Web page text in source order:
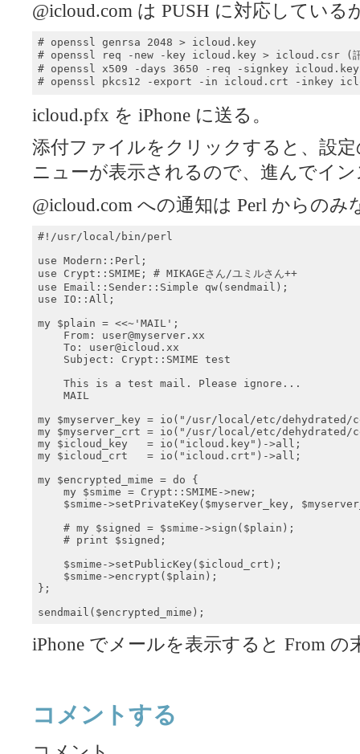
@icloud.com は PUSH に対応している
# openssl genrsa 2048 > icloud.key
# openssl req -new -key icloud.key > icloud.csr (訊か
# openssl x509 -days 3650 -req -signkey
# openssl pkcs12 -export -in icloud.crt -inkey
icloud.pfx を iPhone に送る。
添付ファイルをクリックすると、設
ニューが表示されるので、進んでイ
@icloud.com への通知は Perl からのみ
#!/usr/local/bin/perl
use Modern::Perl;
use Crypt::SMIME; # MIKAGEさん/ユミルさん++
use Email::Sender::Simple qw(sendmail);
use IO::All;
my $plain = <<~'MAIL';
    From: user@myserver.xx
    To: user@icloud.xx
    Subject: Crypt::SMIME test
    This is a test mail. Please ignore...
    MAIL
my $myserver_key = io("/usr/local/etc/
my $myserver_crt = io("/usr/local/etc/
my $icloud_key   = io("icloud.key")->all;
my $icloud_crt   = io("icloud.crt")->all;
my $encrypted_mime = do {
    my $smime = Crypt::SMIME->new;
$smime->setPrivateKey($myserver_key,
    # my $signed = $smime->sign($plain);
    # print $signed;
    $smime->setPublicKey($icloud_crt);
    $smime->encrypt($plain);
};
sendmail($encrypted_mime);
iPhone でメールを表示すると From
コメントする